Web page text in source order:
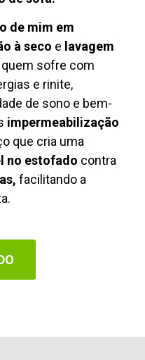
de mim em
à seco e lavagem
quem sofre com
e rinite,
de sono e bem-
impermeabilização
que cria uma
no estofado contra
facilitando a